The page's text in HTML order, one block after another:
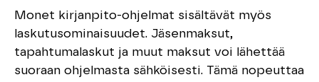
Monet kirjanpito-ohjelmat sisältävät myös
laskutusominaisuudet. Jäsenmaksut,
tapahtumalaskut ja muut maksut voi lähettää
suoraan ohjelmasta sähköisesti. Tämä nopeuttaa